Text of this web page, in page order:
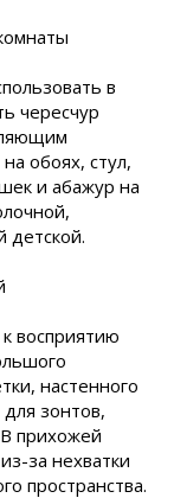
в
чересчур
обоях, стул,
и абажур на
детской.
восприятию
настенного
для зонтов,
прихожей
за нехватки
пространства.